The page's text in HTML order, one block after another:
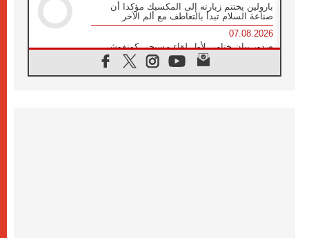
بارولين يختتم زيارته إلى المكسيك مؤكدا أن
صناعة السلام تبدأ بالتعاطف مع ألم الآخر
07.08.2026
صدور بيان ختامي لأول لقاء مسيحي كونفوشي
بمشاركة الدائرة الفاتيكانية للحوار بين الأديان
07.08.2026